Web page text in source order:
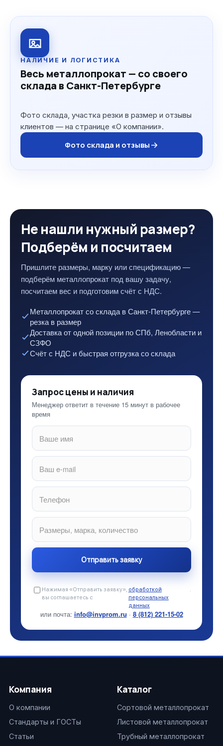
НАЛИЧИЕ И ЛОГИСТИКА
Весь металлопрокат — со своего
склада в Санкт-Петербурге
Фото склада, участка резки в размер и отзывы
клиентов — на странице «О компании».
Фото склада и отзывы
Не нашли нужный размер?
Подберём и посчитаем
Пришлите размеры, марку или спецификацию —
подберём металлопрокат под вашу задачу,
посчитаем вес и подготовим счёт с НДС.
Металлопрокат со склада в Санкт-Петербурге —
резка в размер
Доставка от одной позиции по СПб, Ленобласти и
СЗФО
Счёт с НДС и быстрая отгрузка со склада
Запрос цены и наличия
Менеджер ответит в течение 15 минут в рабочее
время
Нажимая «Отправить заявку»,
вы соглашаетесь с
обработкой
персональных
данных
.
или почта: info@invprom.ru · 8 (812) 221-15-02
Компания
О компании
Стандарты и ГОСТы
Статьи
Каталог
Сортовой металлопрокат
Листовой металлопрокат
Трубный металлопрокат